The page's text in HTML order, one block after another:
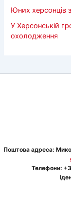
Юних херсонців
У Херсонській
охолодження
Поштова адреса:
Телефони: